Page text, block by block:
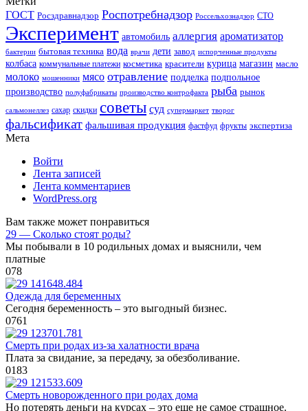
ГОСТ Росздравнадзор Роспотребнадзор Россельхознадзор СТО
Эксперимент автомобиль аллергия ароматизатор
бактерии бытовая техника вода врачи дети завод испорченные продукты
колбаса коммунальные платежи косметика красители курица магазин масло
молоко мошенники мясо отравление подделка подпольное
производство полуфабрикаты производство контрофакта рыба рынок
сальмонеллез сахар скидки советы суд супермаркет творог
фальсификат фальшивая продукция фастфуд фрукты экспертиза
Мета
Войти
Лента записей
Лента комментариев
WordPress.org
Вам также может понравиться
29 — Сколько стоят роды?
Мы побывали в 10 родильных домах и выяснили, чем
платные
078
Одежда для беременных
Сегодня беременность – это выгодный бизнес.
0761
Смерть при родах из-за халатности врача
Плата за свидание, за передачу, за обезболивание.
0183
Смерть новорожденного при родах дома
Но потерять деньги на курсах – это еще не самое страшное.